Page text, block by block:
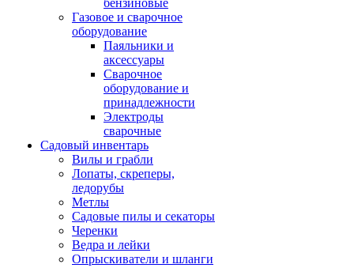
бензиновые
Газовое и сварочное
оборудование
Паяльники и
аксессуары
Сварочное
оборудование и
принадлежности
Электроды
сварочные
Садовый инвентарь
Вилы и грабли
Лопаты, скреперы,
ледорубы
Метлы
Садовые пилы и секаторы
Черенки
Ведра и лейки
Опрыскиватели и шланги